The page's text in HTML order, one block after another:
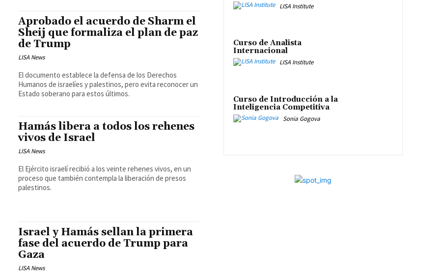
Aprobado el acuerdo de Sharm el
Sheij que formaliza el plan de paz
de Trump
LISA News
El documento establece la defensa de los Derechos
Humanos de israelíes y palestinos, pero evita reconocer un
Estado soberano para estos últimos.
Hamás libera a todos los rehenes
vivos de Israel
LISA News
El Ejército israelí recibió a los veinte rehenes vivos, en un
proceso que también contempla la liberación de presos
palestinos.
Israel y Hamás sellan la primera
fase del acuerdo de Trump para
Gaza
LISA News
LISA Institute
Curso de Analista
Internacional
LISA Institute
Curso de Introducción a la
Inteligencia Competitiva
Sonia Gogova